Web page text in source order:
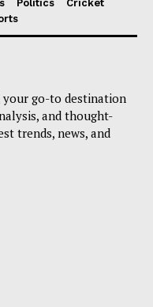
Politics
Cricket
your go-to destination
and thought-
trends, news, and